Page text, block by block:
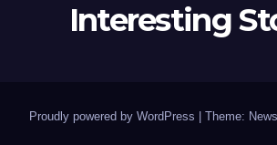
Interesting
Proudly powered by WordPress Theme: